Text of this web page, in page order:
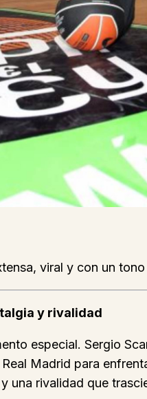
viral y con un
y rivalidad
especial. Sergio
Madrid para
una rivalidad que